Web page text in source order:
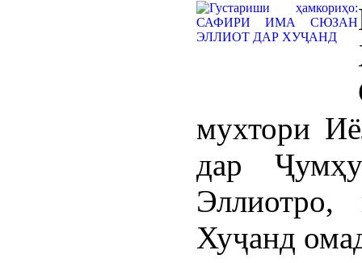
мухтори
дар
Хуҷанд